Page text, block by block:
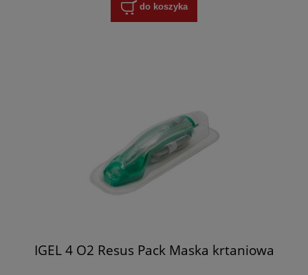
do koszyka
IGEL 4 O2 Resus Pack Maska krtaniowa